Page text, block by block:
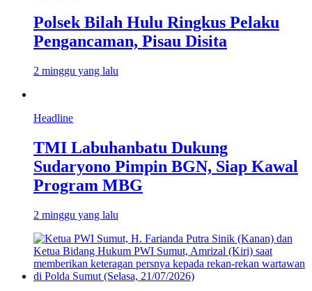
Polsek Bilah Hulu Ringkus Pelaku
Pengancaman, Pisau Disita
2 minggu yang lalu
Headline
TMI Labuhanbatu Dukung
Sudaryono Pimpin BGN, Siap Kawal
Program MBG
2 minggu yang lalu